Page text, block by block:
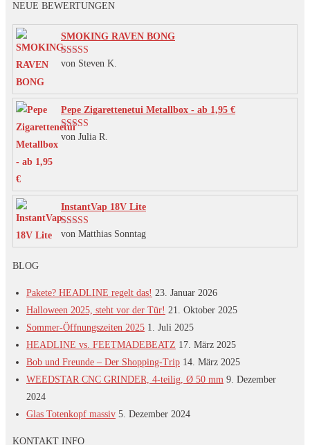
Varianten
können
werden
NEUE BEWERTUNGEN
SMOKING RAVEN BONG
Bewertet mit
von Steven K.
Pepe Zigarettenetui Metallbox - ab 1,95 €
Bewertet mit
von Julia R.
InstantVap 18V Lite
Bewertet mit
5von 5
von Matthias Sonntag
BLOG
Pakete? HEADLINE regelt das! 23. Januar 2026
Halloween 2025, steht vor der Tür! 21. Oktober 2025
Sommer-Öffnungszeiten 2025 1. Juli 2025
HEADLINE vs. FEETMADEBEATZ 17. März 2025
Bob und Freunde – Der Shopping-Trip 14. März 2025
WEEDSTAR CNC GRINDER, 4-teilig, Ø 50 mm 9. Dezember
2024
Glas Totenkopf massiv 5. Dezember 2024
KONTAKT INFO